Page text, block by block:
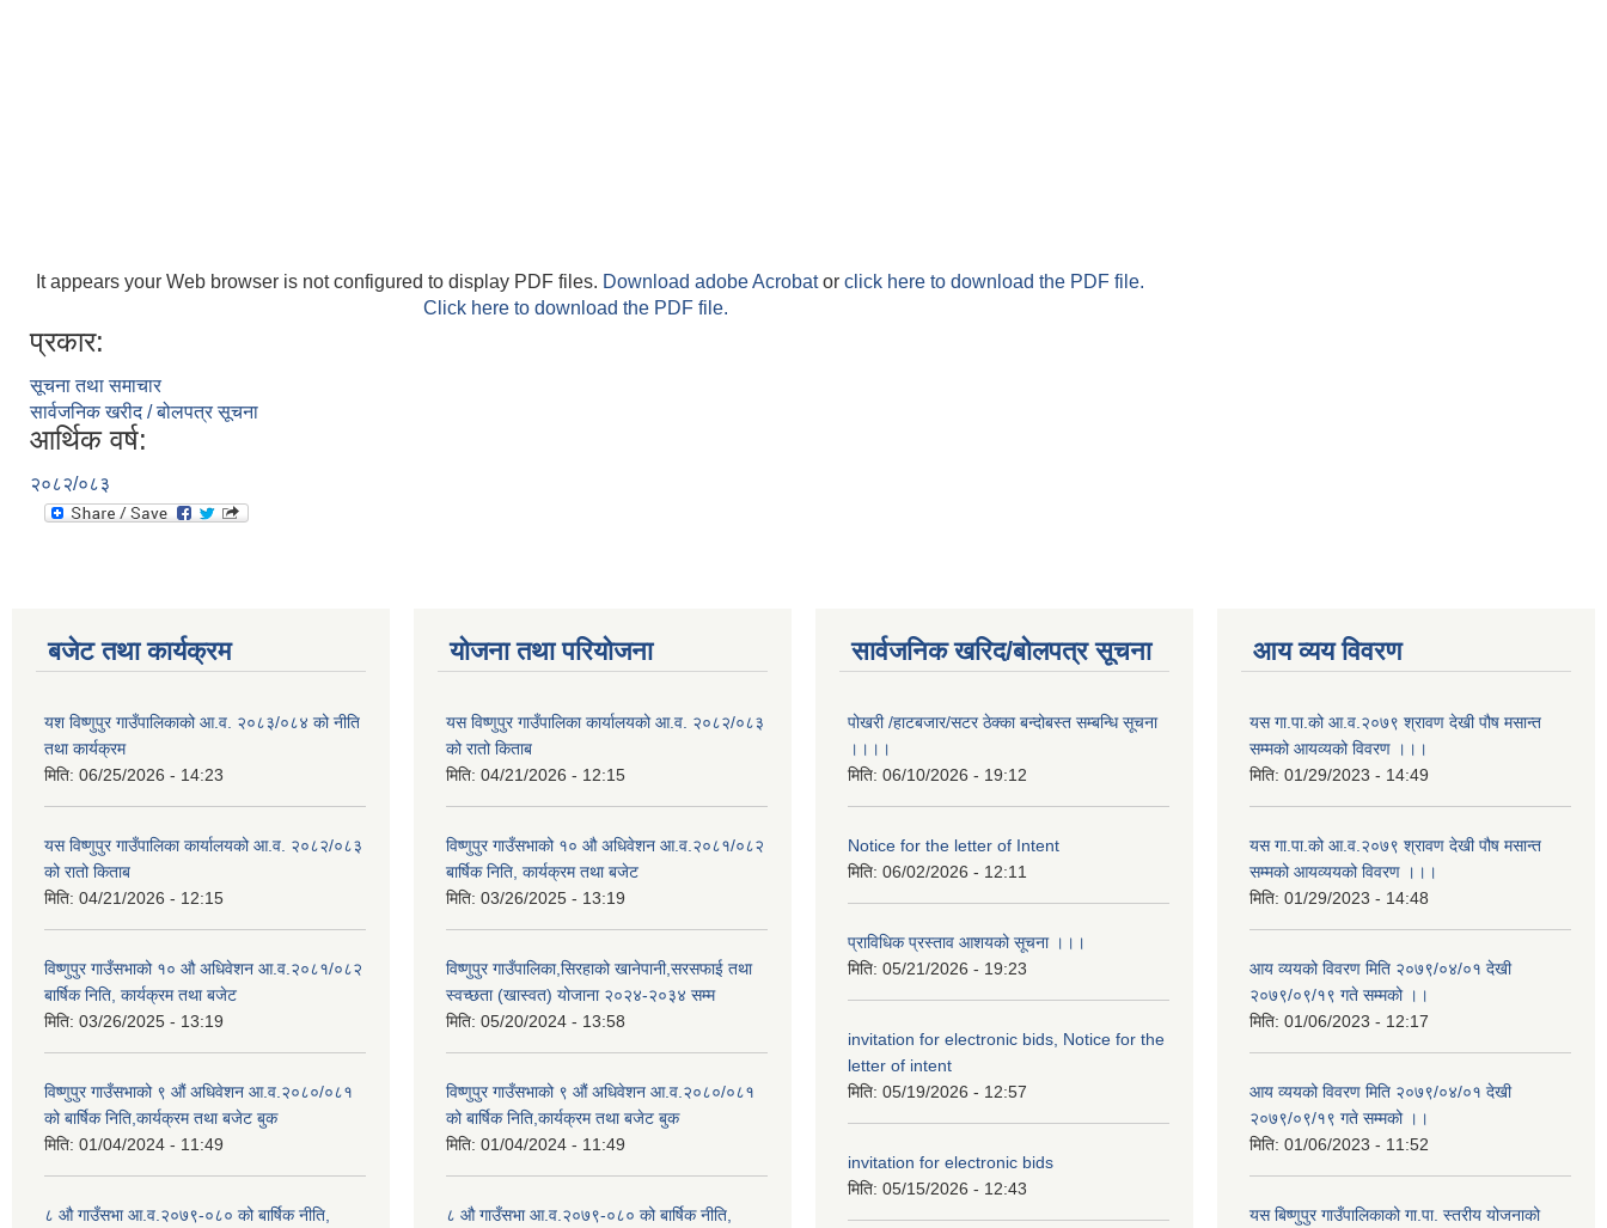
It appears your Web browser is not configured to display PDF files. Download adobe Acrobator click here to download the PDF file.
Click here to download the PDF file.
प्रकार:
सूचना तथा समाचार
सार्वजनिक खरीद / बोलपत्र सूचना
आर्थिक वर्ष:
२०८२/०८३
बजेट तथा कार्यक्रम
यश विष्णुपुर गाउँपालिकाको आ.व. २०८३/०८४ को नीति
तथा कार्यक्रम
मिति: 06/25/2026 - 14:23
यस विष्णुपुर गाउँपालिका कार्यालयको आ.व. २०८२/०८३
को रातो किताब
मिति: 04/21/2026 - 12:15
विष्णुपुर गाउँसभाको १० औ अधिवेशन आ.व.२०८१/०८२
बार्षिक निति, कार्यक्रम तथा बजेट
मिति: 03/26/2025 - 13:19
विष्णुपुर गाउँसभाको ९ औं अधिवेशन आ.व.२०८०/०८१
को बार्षिक निति,कार्यक्रम तथा बजेट बुक
मिति: 01/04/2024 - 11:49
८ औ गाउँसभा आ.व.२०७९-०८० को बार्षिक नीति,
योजना तथा परियोजना
यस विष्णुपुर गाउँपालिका कार्यालयको आ.व. २०८२/०८३
को रातो किताब
मिति: 04/21/2026 - 12:15
विष्णुपुर गाउँसभाको १० औ अधिवेशन आ.व.२०८१/०८२
बार्षिक निति, कार्यक्रम तथा बजेट
मिति: 03/26/2025 - 13:19
विष्णुपुर गाउँपालिका,सिरहाको खानेपानी,सरसफाई तथा
स्वच्छता (खास्वत) योजाना २०२४-२०३४ सम्म
मिति: 05/20/2024 - 13:58
विष्णुपुर गाउँसभाको ९ औं अधिवेशन आ.व.२०८०/०८१
को बार्षिक निति,कार्यक्रम तथा बजेट बुक
मिति: 01/04/2024 - 11:49
८ औ गाउँसभा आ.व.२०७९-०८० को बार्षिक नीति,
सार्वजनिक खरिद/बोलपत्र सूचना
पोखरी /हाटबजार/सटर ठेक्का बन्दोबस्त सम्बन्धि सूचना
।।।।
मिति: 06/10/2026 - 19:12
Notice for the letter of Intent
मिति: 06/02/2026 - 12:11
प्राविधिक प्रस्ताव आशयको सूचना ।।।
मिति: 05/21/2026 - 19:23
invitation for electronic bids, Notice for the
letter of intent
मिति: 05/19/2026 - 12:57
invitation for electronic bids
मिति: 05/15/2026 - 12:43
आय व्यय विवरण
यस गा.पा.को आ.व.२०७९ श्रावण देखी पौष मसान्त
सम्मको आयव्यको विवरण ।।।
मिति: 01/29/2023 - 14:49
यस गा.पा.को आ.व.२०७९ श्रावण देखी पौष मसान्त
सम्मको आयव्ययको विवरण ।।।
मिति: 01/29/2023 - 14:48
आय व्ययको विवरण मिति २०७९/०४/०१ देखी
२०७९/०९/१९ गते सम्मको ।।
मिति: 01/06/2023 - 12:17
आय व्ययको विवरण मिति २०७९/०४/०१ देखी
२०७९/०९/१९ गते सम्मको ।।
मिति: 01/06/2023 - 11:52
यस बिष्णुपुर गाउँपालिकाको गा.पा. स्तरीय योजनाको